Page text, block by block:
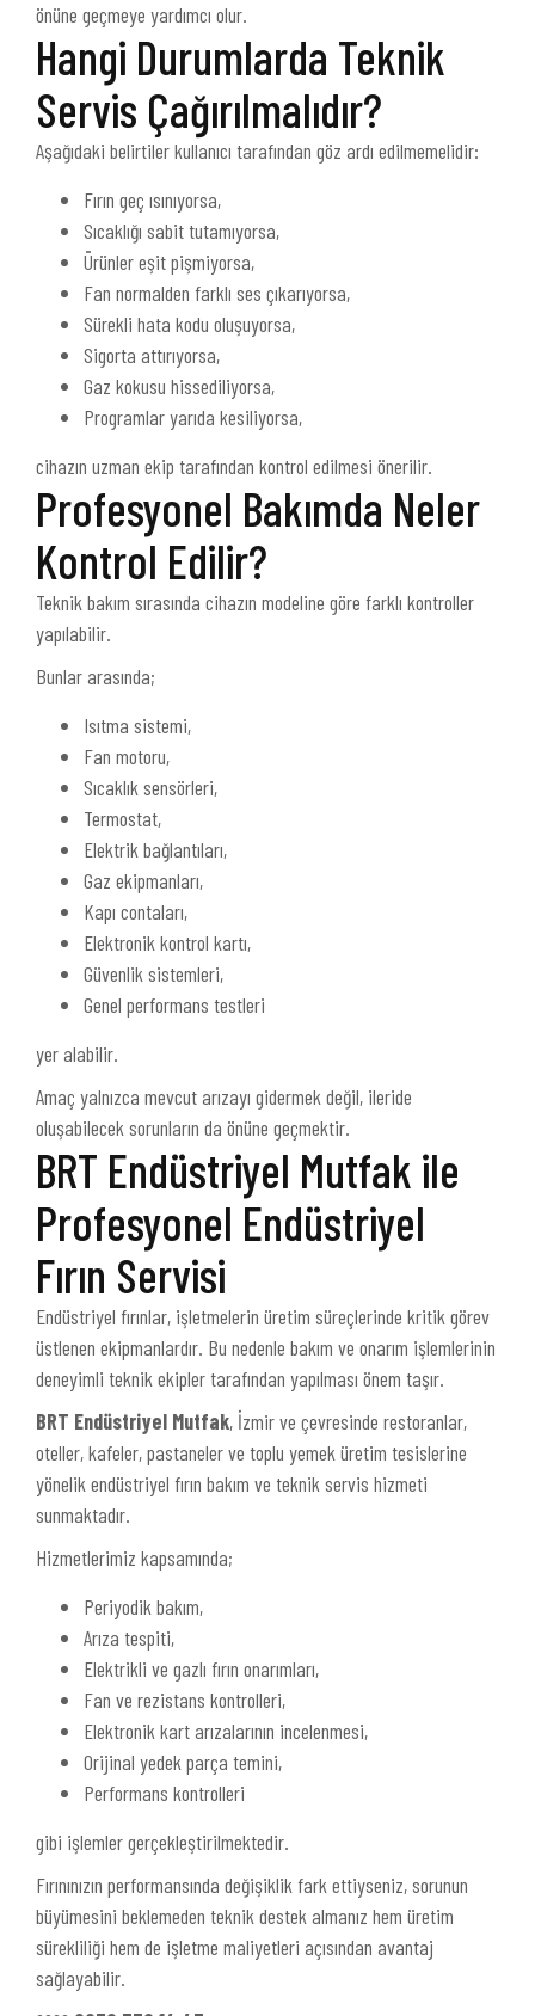
önüne geçmeye yardımcı olur.
Hangi Durumlarda Teknik
Servis Çağırılmalıdır?
Aşağıdaki belirtiler kullanıcı tarafından göz ardı edilmemelidir:
Fırın geç ısınıyorsa,
Sıcaklığı sabit tutamıyorsa,
Ürünler eşit pişmiyorsa,
Fan normalden farklı ses çıkarıyorsa,
Sürekli hata kodu oluşuyorsa,
Sigorta attırıyorsa,
Gaz kokusu hissediliyorsa,
Programlar yarıda kesiliyorsa,
cihazın uzman ekip tarafından kontrol edilmesi önerilir.
Profesyonel Bakımda Neler
Kontrol Edilir?
Teknik bakım sırasında cihazın modeline göre farklı kontroller
yapılabilir.
Bunlar arasında;
Isıtma sistemi,
Fan motoru,
Sıcaklık sensörleri,
Termostat,
Elektrik bağlantıları,
Gaz ekipmanları,
Kapı contaları,
Elektronik kontrol kartı,
Güvenlik sistemleri,
Genel performans testleri
yer alabilir.
Amaç yalnızca mevcut arızayı gidermek değil, ileride
oluşabilecek sorunların da önüne geçmektir.
BRT Endüstriyel Mutfak ile
Profesyonel Endüstriyel
Fırın Servisi
Endüstriyel fırınlar, işletmelerin üretim süreçlerinde kritik görev
üstlenen ekipmanlardır. Bu nedenle bakım ve onarım işlemlerinin
deneyimli teknik ekipler tarafından yapılması önem taşır.
BRT Endüstriyel Mutfak, İzmir ve çevresinde restoranlar,
oteller, kafeler, pastaneler ve toplu yemek üretim tesislerine
yönelik endüstriyel fırın bakım ve teknik servis hizmeti
sunmaktadır.
Hizmetlerimiz kapsamında;
Periyodik bakım,
Arıza tespiti,
Elektrikli ve gazlı fırın onarımları,
Fan ve rezistans kontrolleri,
Elektronik kart arızalarının incelenmesi,
Orijinal yedek parça temini,
Performans kontrolleri
gibi işlemler gerçekleştirilmektedir.
Fırınınızın performansında değişiklik fark ettiyseniz, sorunun
büyümesini beklemeden teknik destek almanız hem üretim
sürekliliği hem de işletme maliyetleri açısından avantaj
sağlayabilir.